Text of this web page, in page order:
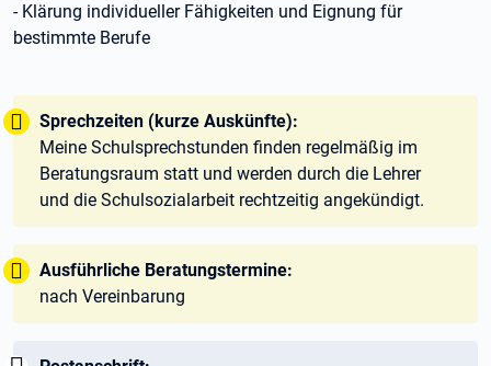
- Klärung individueller Fähigkeiten und Eignung für
bestimmte Berufe
Tipp:
Sprechzeiten (kurze Auskünfte):
Meine Schulsprechstunden finden regelmäßig im
Beratungsraum statt und werden durch die Lehrer
und die Schulsozialarbeit rechtzeitig angekündigt.
Tipp:
Ausführliche Beratungstermine:
nach Vereinbarung